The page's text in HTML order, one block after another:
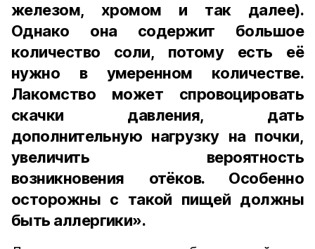
железом, хромом и так далее).
Однако она содержит большое
количество соли, потому есть её
нужно в умеренном количестве.
Лакомство может спровоцировать
скачки давления, дать
дополнительную нагрузку на почки,
увеличить вероятность
возникновения отёков. Особенно
осторожны с такой пищей должны
быть аллергики».